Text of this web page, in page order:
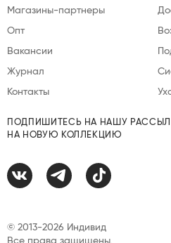
Магазины-партнеры
Опт
Вакансии
Журнал
Контакты
ПОДПИШИТЕСЬ НА НАШУ
НА НОВУЮ КОЛЛЕКЦИЮ
© 2013-2026 Индивид
Все права защищены.